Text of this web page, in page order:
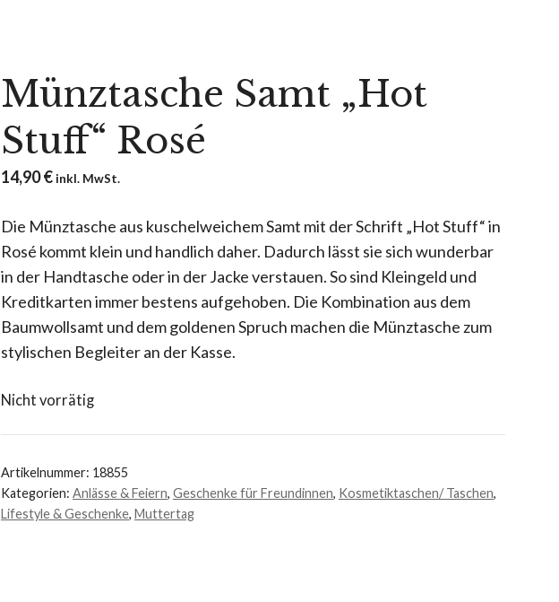
Münztasche Samt „Hot
Stuff“ Rosé
14,90€ inkl. MwSt.
Die Münztasche aus kuschelweichem Samt mit der Schrift „Hot Stuff“ in
Rosé kommt klein und handlich daher. Dadurch lässt sie sich wunderbar
in der Handtasche oder in der Jacke verstauen. So sind Kleingeld und
Kreditkarten immer bestens aufgehoben. Die Kombination aus dem
Baumwollsamt und dem goldenen Spruch machen die Münztasche zum
stylischen Begleiter an der Kasse.
Nicht vorrätig
Artikelnummer: 18855
Kategorien: Anlässe & Feiern, Geschenke für Freundinnen, Kosmetiktaschen/ Taschen,
Lifestyle & Geschenke, Muttertag